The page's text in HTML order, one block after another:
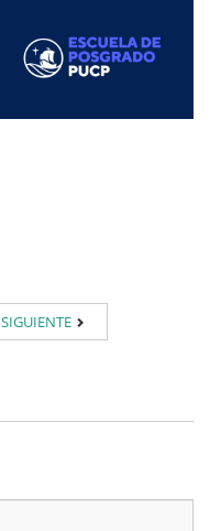
SIGUIENTE